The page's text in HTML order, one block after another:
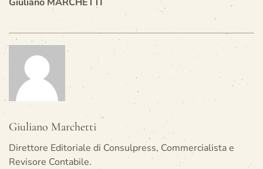
Giuliano Marchetti
Direttore Editoriale di Consulpress, Commercialista e
Revisore Contabile.